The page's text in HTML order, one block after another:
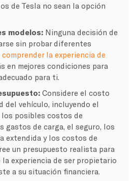
de Tesla no sean la opción
modelos: Ninguna decisión de
sin probar diferentes
comprender la experiencia de
en mejores condiciones para
para ti.
Considere el costo
del vehículo, incluyendo el
los posibles costos de
gastos de carga, el seguro, los
extendida y los costos de
un presupuesto realista para
la experiencia de ser propietario
a su situación financiera.